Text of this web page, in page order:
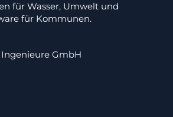
für Wasser, Umwelt und
für Kommunen.
GmbH